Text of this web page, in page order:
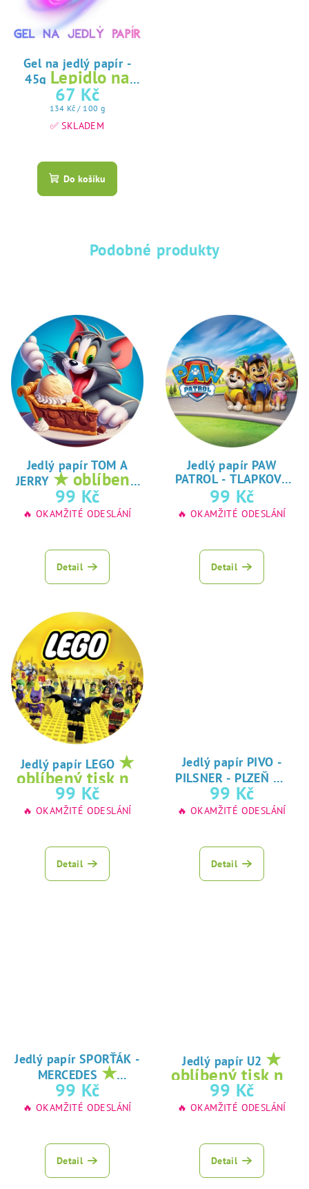
Gel na jedlý papír -
45g Lepidlo na
jedlý papír
67 Kč
Měrná
cena:
134 Kč / 100 g
✅ SKLADEM
hodnocení
produktu
hvězdiček.
Do košíku
Podobné produkty
Jedlý papír TOM A
JERRY ★ oblíbený
tisk na jedlý
papír
99 Kč
🔥 OKAMŽITÉ ODESLÁNÍ
Detail
Jedlý papír PAW
PATROL - TLAPKOVÁ
PATROLA★
oblíbený tisk na
jedlý papír
99 Kč
🔥 OKAMŽITÉ ODESLÁNÍ
Detail
Jedlý papír LEGO ★
oblíbený tisk na
jedlý papír
99 Kč
🔥 OKAMŽITÉ ODESLÁNÍ
Detail
Jedlý papír PIVO -
PILSNER - PLZEŇ ★
oblíbený tisk na
jedlý papír
99 Kč
🔥 OKAMŽITÉ ODESLÁNÍ
Detail
Jedlý papír SPORŤÁK -
MERCEDES ★
oblíbený tisk na
jedlý papír
99 Kč
🔥 OKAMŽITÉ ODESLÁNÍ
Detail
Jedlý papír U2 ★
oblíbený tisk na
jedlý papír
99 Kč
🔥 OKAMŽITÉ ODESLÁNÍ
Detail